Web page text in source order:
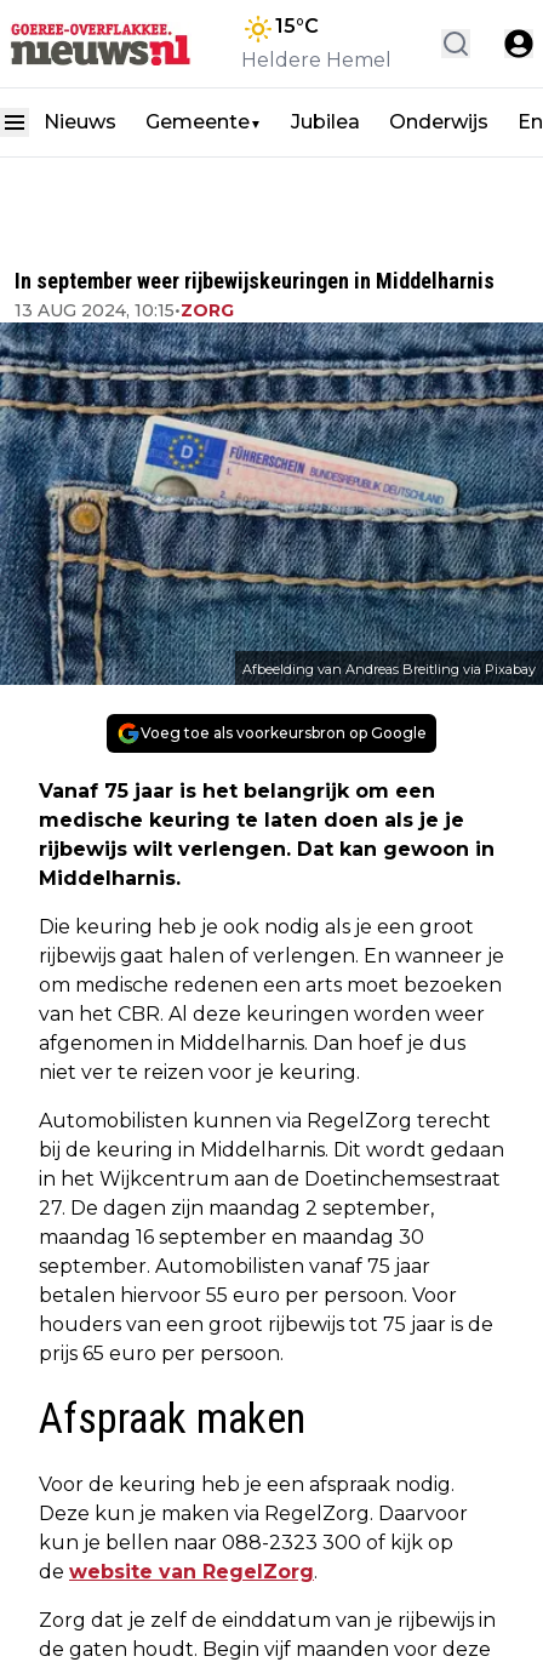
15°C
Heldere Hemel
Nieuws Gemeente▼ Jubilea Onderwijs
In september weer rijbewijskeuringen in Middelharnis
13 AUG 2024, 10:15•ZORG
Afbeelding van Andreas Breitling via Pixabay
Voeg toe als voorkeursbron op Google
Vanaf 75 jaar is het belangrijk om een
medische keuring te laten doen als je je
rijbewijs wilt verlengen. Dat kan gewoon in
Middelharnis.
Die keuring heb je ook nodig als je een groot
rijbewijs gaat halen of verlengen. En wanneer je
om medische redenen een arts moet bezoeken
van het CBR. Al deze keuringen worden weer
afgenomen in Middelharnis. Dan hoef je dus
niet ver te reizen voor je keuring.
Automobilisten kunnen via RegelZorg terecht
bij de keuring in Middelharnis. Dit wordt gedaan
in het Wijkcentrum aan de Doetinchemsestraat
27. De dagen zijn maandag 2 september,
maandag 16 september en maandag 30
september. Automobilisten vanaf 75 jaar
betalen hiervoor 55 euro per persoon. Voor
houders van een groot rijbewijs tot 75 jaar is de
prijs 65 euro per persoon.
Afspraak maken
Voor de keuring heb je een afspraak nodig.
Deze kun je maken via RegelZorg. Daarvoor
kun je bellen naar 088-2323 300 of kijk op
de website van RegelZorg.
Zorg dat je zelf de einddatum van je rijbewijs in
de gaten houdt. Begin vijf maanden voor deze